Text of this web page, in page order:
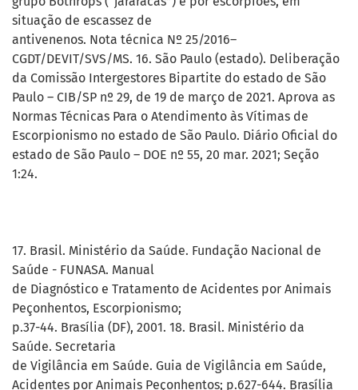
situação de escassez de
antivenenos. Nota técnica Nº 25/2016–
CGDT/DEVIT/SVS/MS. 16. São Paulo (estado). Deliberação
da Comissão Intergestores Bipartite do estado de São
Paulo – CIB/SP nº 29, de 19 de março de 2021. Aprova as
Normas Técnicas Para o Atendimento às Vítimas de
Escorpionismo no estado de São Paulo. Diário Oficial do
estado de São Paulo – DOE nº 55, 20 mar. 2021; Seção
1:24.
17. Brasil. Ministério da Saúde. Fundação Nacional de
Saúde - FUNASA. Manual
de Diagnóstico e Tratamento de Acidentes por Animais
Peçonhentos, Escorpionismo;
p.37-44. Brasília (DF), 2001. 18. Brasil. Ministério da
Saúde. Secretaria
de Vigilância em Saúde. Guia de Vigilância em Saúde,
Acidentes por Animais Peçonhentos; p.627-644. Brasília